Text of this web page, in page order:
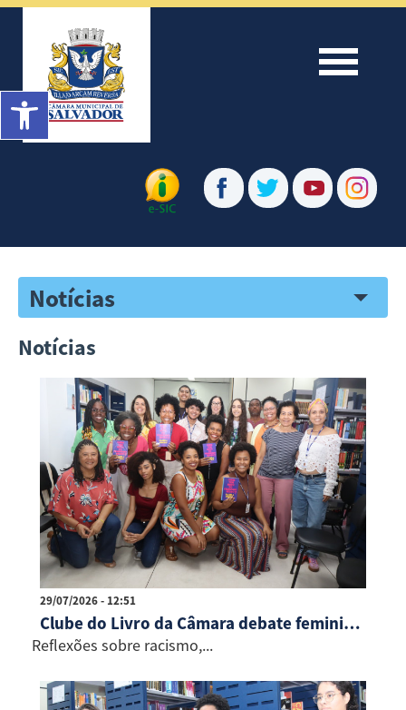
Menu
Notícias
Notícias
29/07/2026 - 12:51
Clube do Livro da Câmara debate feminismo negro em edição especial
Reflexões sobre racismo,...
Barra de Ferramentas Aberta